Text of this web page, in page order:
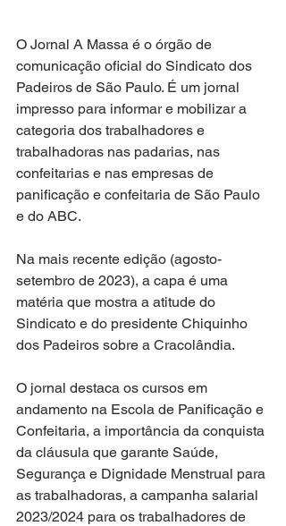
O Jornal A Massa é o órgão de
comunicação oficial do Sindicato dos
Padeiros de São Paulo. É um jornal
impresso para informar e mobilizar a
categoria dos trabalhadores e
trabalhadoras nas padarias, nas
confeitarias e nas empresas de
panificação e confeitaria de São Paulo
e do ABC.
Na mais recente edição (agosto-
setembro de 2023), a capa é uma
matéria que mostra a atitude do
Sindicato e do presidente Chiquinho
dos Padeiros sobre a Cracolândia.
O jornal destaca os cursos em
andamento na Escola de Panificação e
Confeitaria, a importância da conquista
da cláusula que garante Saúde,
Segurança e Dignidade Menstrual para
as trabalhadoras, a campanha salarial
2023/2024 para os trabalhadores de